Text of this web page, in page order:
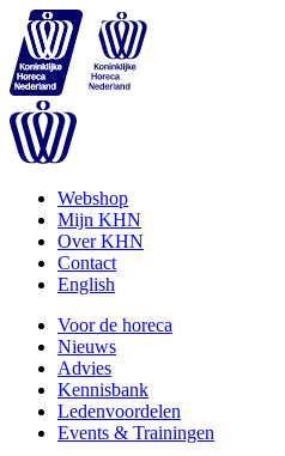
Webshop
Mijn KHN
Over KHN
Contact
English
Voor de horeca
Nieuws
Advies
Kennisbank
Ledenvoordelen
Events & Trainingen